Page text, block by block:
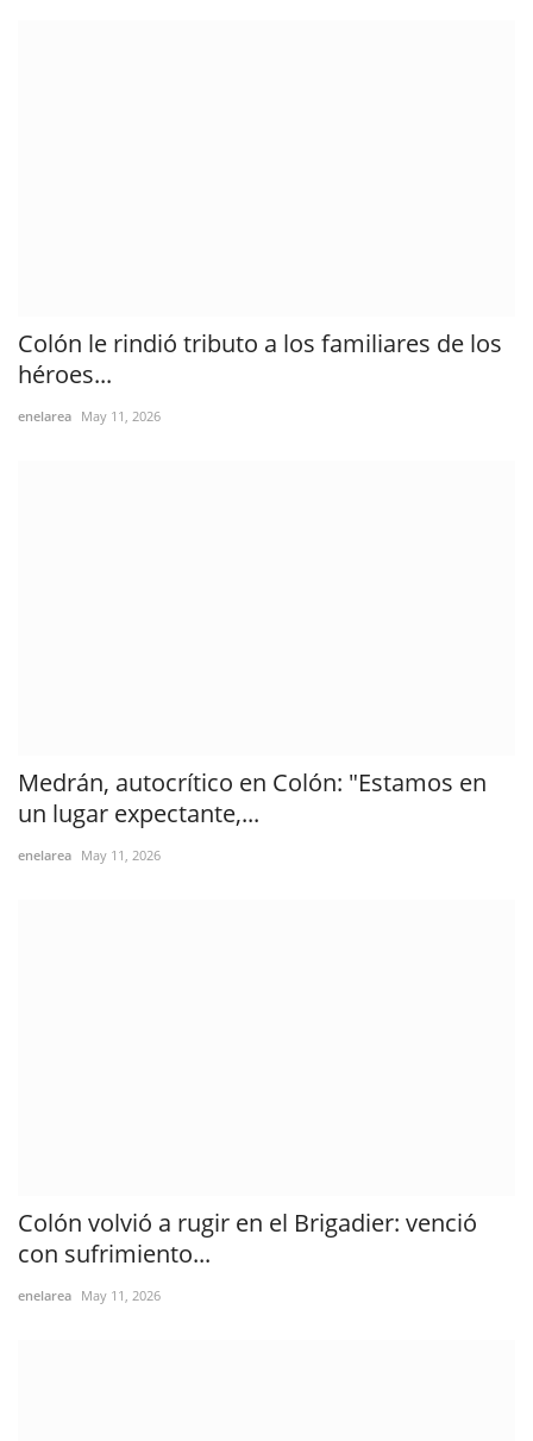
Colón le rindió tributo a los familiares de los
héroes...
enelarea May 11, 2026
Medrán, autocrítico en Colón: "Estamos en
un lugar expectante,...
enelarea May 11, 2026
Colón volvió a rugir en el Brigadier: venció
con sufrimiento...
enelarea May 11, 2026